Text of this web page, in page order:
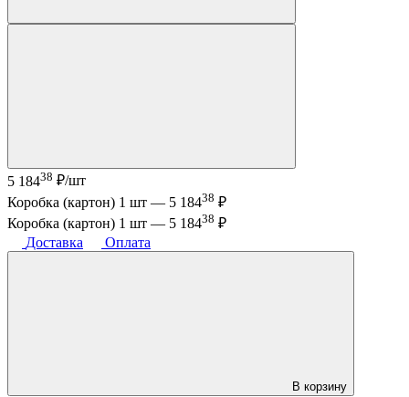
5 18438 ₽/шт
Коробка (картон) 1 шт — 5 18438 ₽
Коробка (картон) 1 шт — 5 18438 ₽
Доставка
Оплата
В корзину